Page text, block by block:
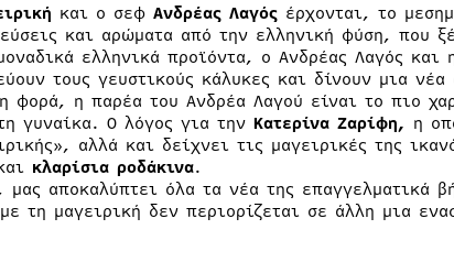
και ο σεφ Ανδρέας Λαγόςέρχονται, το
και αρώματα από την ελληνική φύση, που
ελληνικά προϊόντα, ο Ανδρέας Λαγός και
τους γευστικούς κάλυκες και δίνουν μια
φορά, η παρέα του Ανδρέα Λαγού είναι το πιο
γυναίκα. Ο λόγος για την Κατερίνα Ζαρίφη, η
αλλά και δείχνει τις μαγειρικές της
κλαρίσια ροδάκινα.
μας αποκαλύπτει όλα τα νέα της επαγγελματικά
τη μαγειρική δεν περιορίζεται σε άλλη μια